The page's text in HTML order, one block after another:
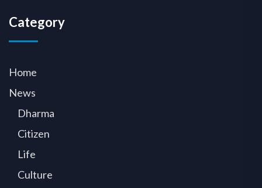
Category
Home
News
Dharma
Citizen
Life
Culture